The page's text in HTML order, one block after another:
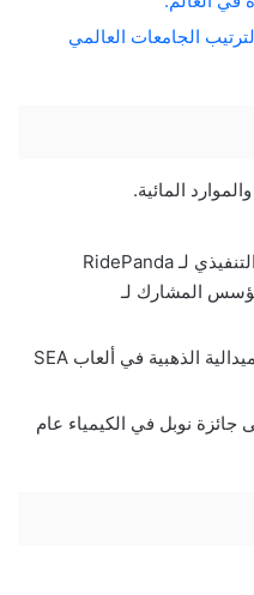
لترتيب الجامعات العالمي
Chinmay Malaviya: الرئيس التنفيذي لـ RidePanda
المشارك لـ
Lee Wung Yew: حائز على الميدالية الذهبية في ألعاب SEA
نوبل في الكيمياء عام